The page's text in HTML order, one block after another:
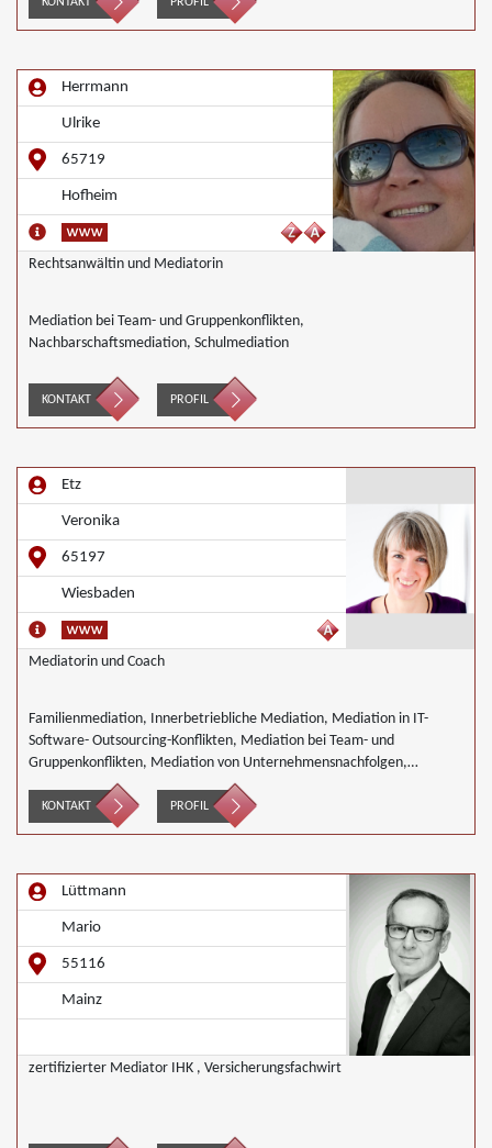
Herrmann
Ulrike
65719
Hofheim
Rechtsanwältin und Mediatorin
Mediation bei Team- und Gruppenkonflikten,
Nachbarschaftsmediation, Schulmediation
KONTAKT PROFIL
Etz
Veronika
65197
Wiesbaden
Mediatorin und Coach
Familienmediation, Innerbetriebliche Mediation, Mediation in IT-
Software- Outsourcing-Konflikten, Mediation bei Team- und
Gruppenkonflikten, Mediation von Unternehmensnachfolgen,
Nachbarschaftsmediation, Schulmediation, Wirtschaftsmediation
KONTAKT PROFIL
Lüttmann
Mario
55116
Mainz
zertifizierter Mediator IHK , Versicherungsfachwirt